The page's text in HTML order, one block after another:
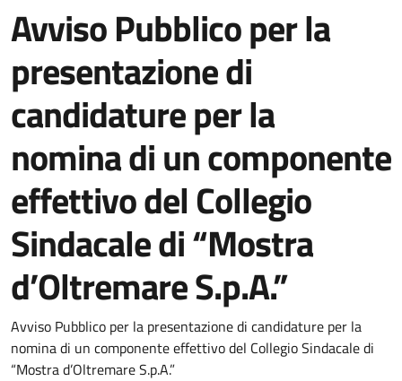
Avviso Pubblico per la
presentazione di
candidature per la
nomina di un componente
effettivo del Collegio
Sindacale di “Mostra
d’Oltremare S.p.A.”
Dettagli della notizia
Avviso Pubblico per la presentazione di candidature per la
nomina di un componente effettivo del Collegio Sindacale di
“Mostra d’Oltremare S.p.A.”